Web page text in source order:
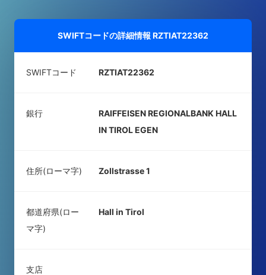
SWIFTコードの詳細情報 RZTIAT22362
SWIFTコード RZTIAT22362
銀行
RAIFFEISEN REGIONALBANK HALL
IN TIROL EGEN
住所(ローマ字) Zollstrasse 1
都道府県(ロー
マ字)
Hall in Tirol
支店